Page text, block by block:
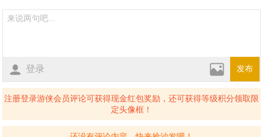
登录 发布
注册登录游侠会员评论可获得现金红包奖励，还可获得等级积分领取限
定头像框！